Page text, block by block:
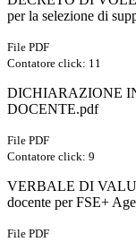
per la selezione di
File PDF
Contatore click: 11
DICHIARAZIONE
DOCENTE.pdf
File PDF
Contatore click: 9
VERBALE DI
docente per FSE+
File PDF